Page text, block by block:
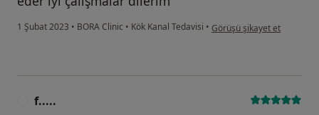
1 Şubat 2023 • BORA Clinic • Kök Kanal Tedavisi • kullanıcının görüşüne
Görüşü şikayet et
f.....